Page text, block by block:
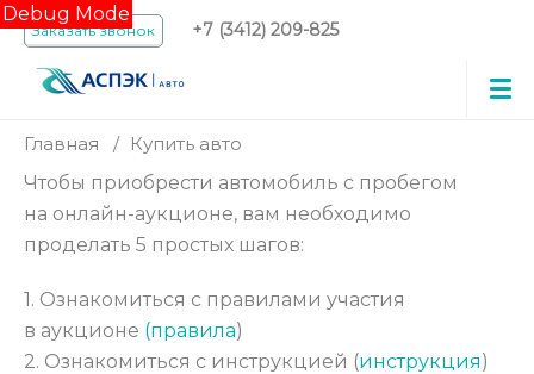
Debug Mode
Заказать звонок +7 (3412) 209-825
Главная / Купить авто
Чтобы приобрести автомобиль с пробегом
на онлайн-аукционе, вам необходимо
проделать 5 простых шагов:
1. Ознакомиться с правилами участия
в аукционе (правила)
2. Ознакомиться с инструкцией (инструкция)